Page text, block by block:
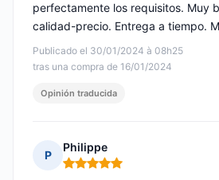
Publicado el 30/01/2024 à 08h25
tras una compra de 16/01/2024
perfectamente los requisitos. Muy
calidad-precio. Entrega a tiempo.
Opinión traducida
P
Philippe
Nota: 5 de 5